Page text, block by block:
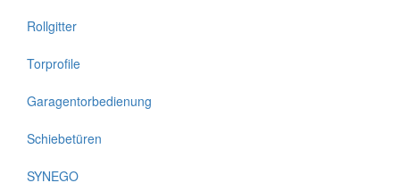
Rollgitter
Torprofile
Garagentorbedienung
Schiebetüren
SYNEGO